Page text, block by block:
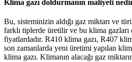
Klima gazı doldurmanın maliyeti
Bu, sisteminizin aldığı gaz miktarı ve
farklı tiplerde üretilir ve bu klima gazları
fiyatlardadır. R410 klima gazı, R407
son zamanlarda yeni üretimi yapılan
klima gazı. Klimanın alacağı gaz